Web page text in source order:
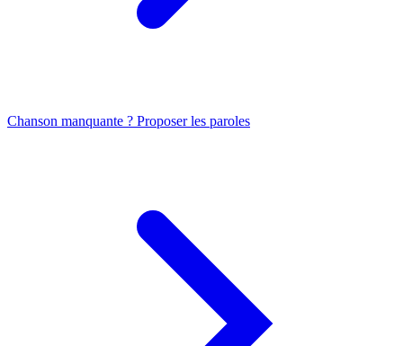
Chanson manquante ? Proposer les paroles